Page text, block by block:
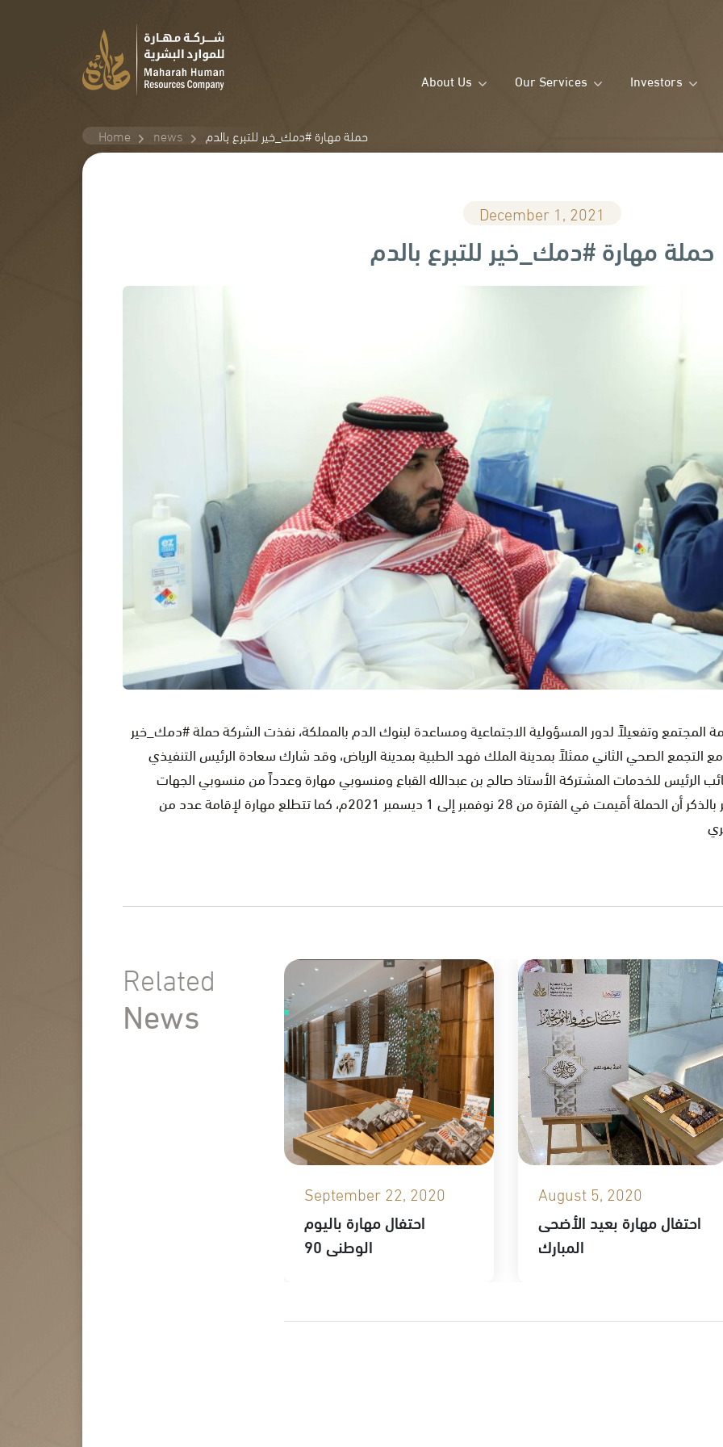
About Us Our Services Investors
Home news حملة مهارة #دمك_خير للتبرع بالدم
December 1, 2021
حملة مهارة #دمك_خير للتبرع بالدم
المجتمع وتفعيلاً لدور المسؤولية الاجتماعية ومساعدة لبنوك الدم بالمملكة، نفذت الشركة حملة #دمك_خير
مع التجمع الصحي الثاني ممثلاً بمدينة الملك فهد الطبية بمدينة الرياض، وقد شارك سعادة الرئيس التنفيذي
الرئيس للخدمات المشتركة الأستاذ صالح بن عبدالله القباع ومنسوبي مهارة وعدداً من منسوبي الجهات
المجاورة وسكان الحي في هذه الحملة. الجدير بالذكر أن الحملة أقيمت في الفترة من 28 نوفمبر إلى 1 ديسمبر 2021م، كما تتطلع مهارة لإقامة عدد من
Related
News
September 22, 2020
احتفال مهارة باليوم
الوطني 90
August 5, 2020
احتفال مهارة بعيد الأضحى
المبارك